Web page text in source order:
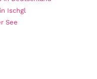
Ischgl
See